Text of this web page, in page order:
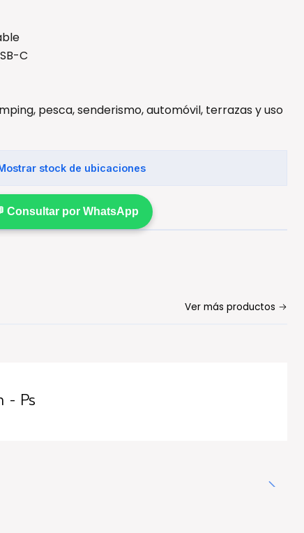
C
pesca, senderismo, automóvil, terrazas y uso
stock de ubicaciones
Consultar por WhatsApp
Ver más productos
- Ps